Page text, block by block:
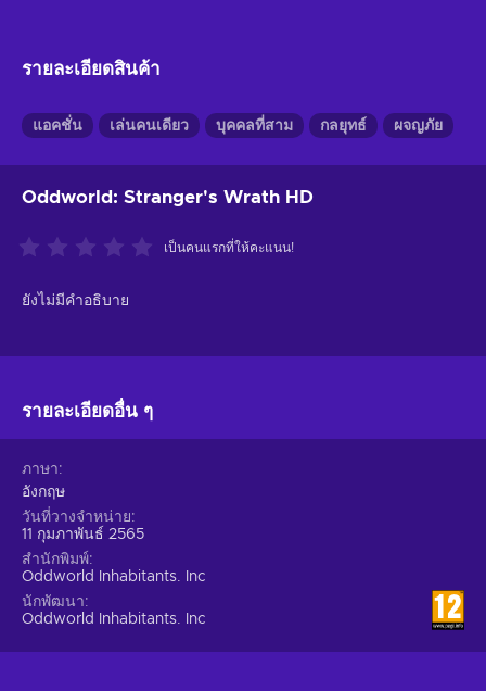
รายละเอียดสินค้า
แอคชั่น เล่นคนเดียว บุคคลที่สาม กลยุทธ์ ผจญภัย
Oddworld: Stranger's Wrath HD
เป็นคนแรกที่ให้คะแนน!
ยังไม่มีคำอธิบาย
รายละเอียดอื่น ๆ
ภาษา
อังกฤษ
วันที่วางจำหน่าย
11 กุมภาพันธ์ 2565
สำนักพิมพ์
Oddworld Inhabitants. Inc
นักพัฒนา
Oddworld Inhabitants. Inc